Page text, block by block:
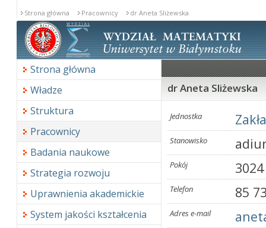
Strona główna Pracownicy dr Aneta Sliżewska
Strona główna
Władze
Struktura
Pracownicy
Badania naukowe
Strategia rozwoju
Uprawnienia akademickie
System jakości kształcenia
dr Aneta Sliżewska
Jednostka
Stanowisko
Pokój 3024
Telefon 85
Adres e-mail